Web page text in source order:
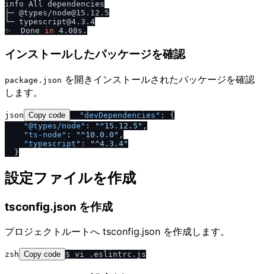
info All dependencies
├─ @types/node@15.12.5
└─ typescript@4.3.4
✨  Done in
インストールしたパッケージを確認
package.json を開きインストールされたパッケージを確認
します。
json Copy code "devDependencies" :
{
"@types /node" : "^15.12.5" ,
"ts-node" : "^10.0.0" ,
"typescript" :
"^4.3.4"
}
設定ファイルを作成
tsconfig.json を作成
プロジェクトルートへ tsconfig.json を作成します。
zsh Copy code